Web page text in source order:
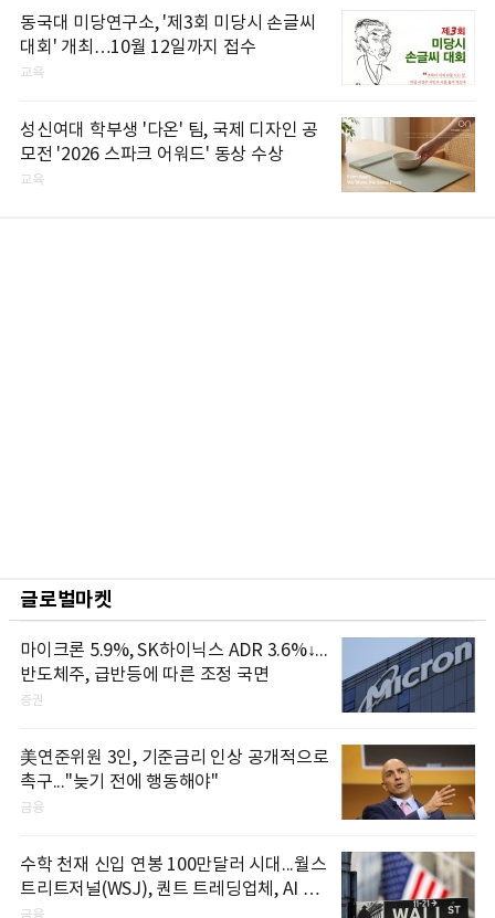
동국대 미당연구소, '제3회 미당시 손글씨
대회' 개최…10월 12일까지 접수
교육
성신여대 학부생 '다온' 팀, 국제 디자인 공
모전 '2026 스파크 어워드' 동상 수상
교육
글로벌마켓
마이크론 5.9%, SK하이닉스 ADR 3.6%↓...
반도체주, 급반등에 따른 조정 국면
증권
美연준위원 3인, 기준금리 인상 공개적으로
촉구..."늦기 전에 행동해야"
금융
수학 천재 신입 연봉 100만달러 시대...월스
트리트저널(WSJ), 퀀트 트레딩업체, AI 기
업들 인재 확보 경쟁